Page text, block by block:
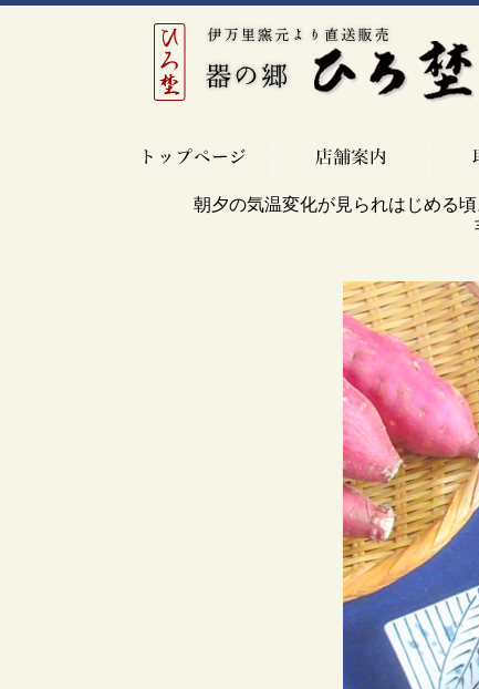
朝夕の気温変化が見られはじめる